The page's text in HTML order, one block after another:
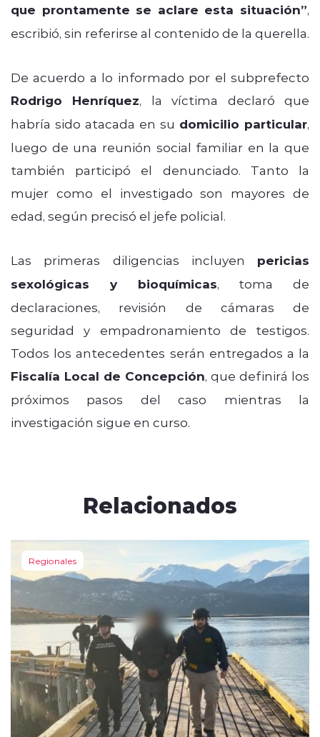
que prontamente se aclare esta situación”,
escribió, sin referirse al contenido de la querella.
De acuerdo a lo informado por el subprefecto
Rodrigo Henríquez, la víctima declaró que
habría sido atacada en su domicilio particular,
luego de una reunión social familiar en la que
también participó el denunciado. Tanto la
mujer como el investigado son mayores de
edad, según precisó el jefe policial.
Las primeras diligencias incluyen pericias
sexológicas y bioquímicas, toma de
declaraciones, revisión de cámaras de
seguridad y empadronamiento de testigos.
Todos los antecedentes serán entregados a la
Fiscalía Local de Concepción, que definirá los
próximos pasos del caso mientras la
investigación sigue en curso.
Relacionados
Regionales